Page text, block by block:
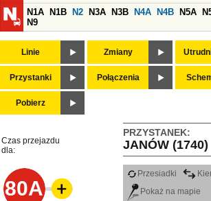
N1A
N1B N2 N3A N3B N4A N4B N5A
N9
Linie Zmiany
Przystanki Połączenia
Pobierz
PRZYSTANEK:
JANÓW (1740)
Czas przejazdu
dla:
80A
Przesiadki
Pokaż na mapie